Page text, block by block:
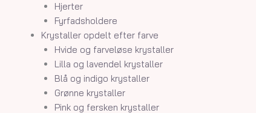
Hjerter
Fyrfadsholdere
Krystaller opdelt efter farve
Hvide og farveløse krystaller
Lilla og lavendel krystaller
Blå og indigo krystaller
Grønne krystaller
Pink og fersken krystaller